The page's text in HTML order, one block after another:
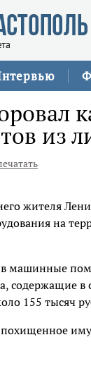
из
жителя
на
машинные
содержащие
155 тысяч